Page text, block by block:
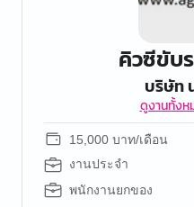
คิวซีขับ
บริษัท
ดูงานทั้ง
15,000 บาท/เดือน
งานประจำ
พนักงานยกของ